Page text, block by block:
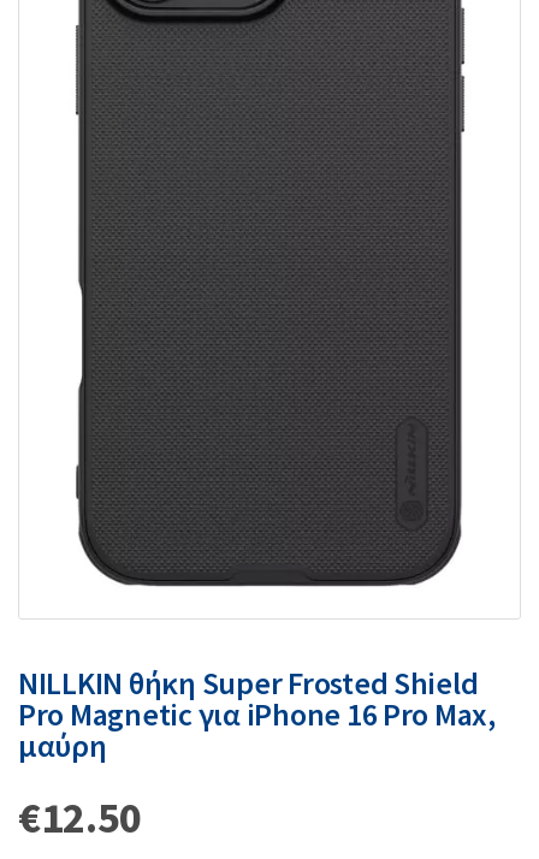
NILLKIN θήκη Super Frosted Shield
Pro Magnetic για iPhone 16 Pro Max,
μαύρη
€12.50